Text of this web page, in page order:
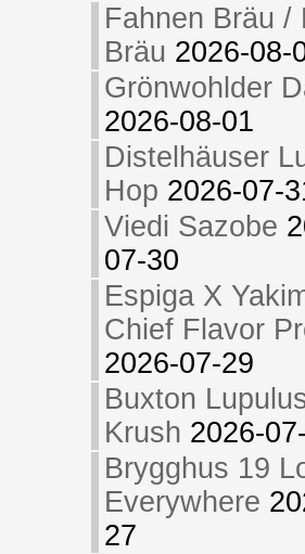
Fahnen Bräu /
Bräu 2026-08-
Grönwohlder
2026-08-01
Distelhäuser
Hop 2026-07-
Viedi Sazobe
07-30
Espiga X
Chief Flavor
2026-07-29
Buxton
Krush 2026-
Brygghus 19
Everywhere
27